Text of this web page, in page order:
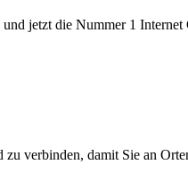
jetzt die Nummer 1 Internet
damit Sie an